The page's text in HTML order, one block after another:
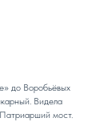
до Воробьёвых
Видела
мост.